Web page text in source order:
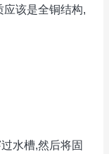
该是全铜结构,
水槽,然后将固